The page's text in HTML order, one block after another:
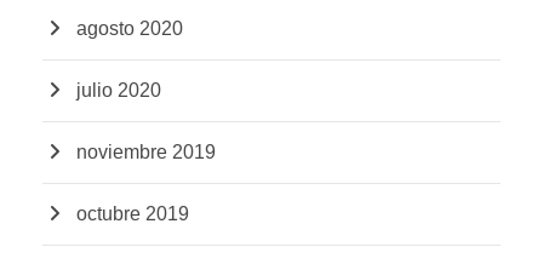
agosto 2020
julio 2020
noviembre 2019
octubre 2019